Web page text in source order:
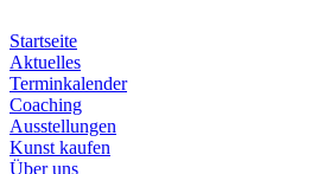
Inhalt
springen
Startseite
Aktuelles
Terminkalender
Coaching
Ausstellungen
Kunst kaufen
Über uns